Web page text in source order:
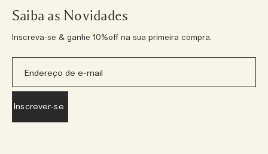
Saiba as Novidades
Inscreva-se & ganhe 10%off na sua primeira compra.